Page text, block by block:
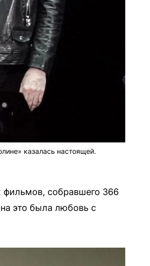
казалась настоящей.
собравшего 366
это была любовь с